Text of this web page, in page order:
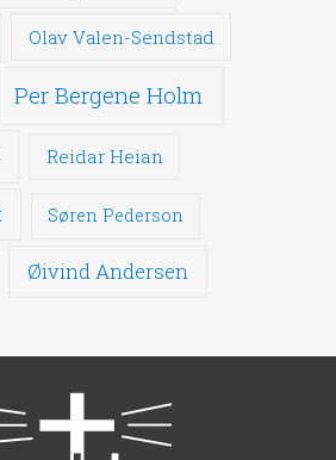
Olav Valen-Sendstad
Per Bergene Holm
Reidar Heian
Søren Pederson
Øivind Andersen